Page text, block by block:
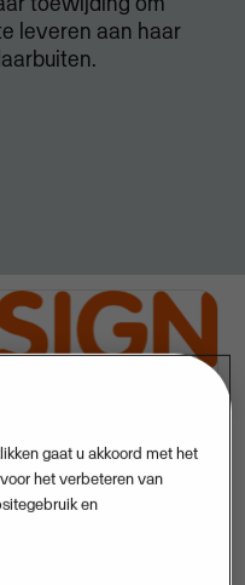
leveren aan haar
aan de weg op het
Met vele standaard
gaat u akkoord met het
het verbeteren van
en